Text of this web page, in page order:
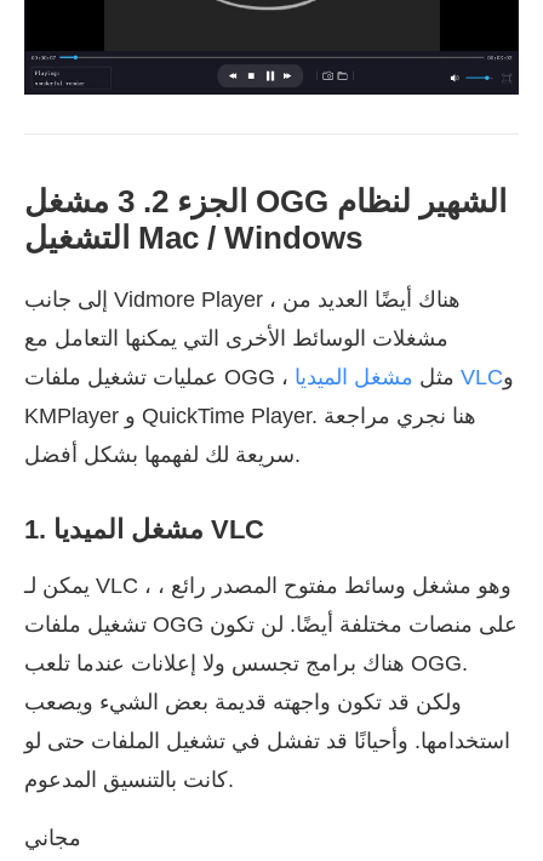
الجزء 2. 3 مشغل OGG الشهير لنظام
التشغيل Mac / Windows
إلى جانب Vidmore Player ، هناك أيضًا العديد من
مشغلات الوسائط الأخرى التي يمكنها التعامل مع
عمليات تشغيل ملفات OGG ، مثل مشغل الميديا VLCو
KMPlayer و QuickTime Player. هنا نجري مراجعة
سريعة لك لفهمها بشكل أفضل.
1. مشغل الميديا VLC
يمكن لـ VLC ، وهو مشغل وسائط مفتوح المصدر رائع ،
تشغيل ملفات OGG على منصات مختلفة أيضًا. لن تكون
هناك برامج تجسس ولا إعلانات عندما تلعب OGG.
ولكن قد تكون واجهته قديمة بعض الشيء ويصعب
استخدامها. وأحيانًا قد تفشل في تشغيل الملفات حتى لو
كانت بالتنسيق المدعوم.
مجاني